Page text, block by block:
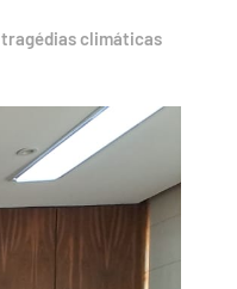
tragédias climáticas